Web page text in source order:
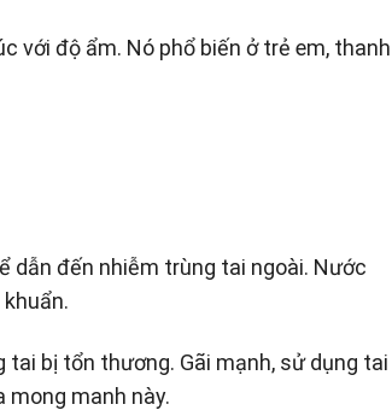
với độ ẩm. Nó phổ biến ở trẻ em, thanh
dẫn đến nhiễm trùng tai ngoài. Nước
bị tổn thương. Gãi mạnh, sử dụng tai
mong manh này.